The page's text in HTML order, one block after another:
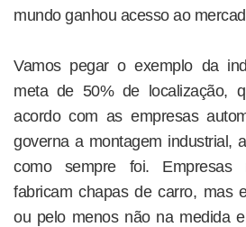
mundo ganhou acesso ao
Vamos pegar o exemplo da
meta de 50% de localização,
acordo com as empresas
governa a montagem industrial,
como sempre foi. Empresas
fabricam chapas de carro, mas
ou pelo menos não na medida